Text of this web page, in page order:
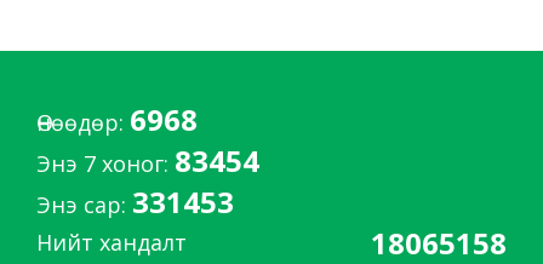
Өнөөдөр: 6968
Энэ 7 хоног: 83454
Энэ сар: 331453
Нийт хандалт 18065158